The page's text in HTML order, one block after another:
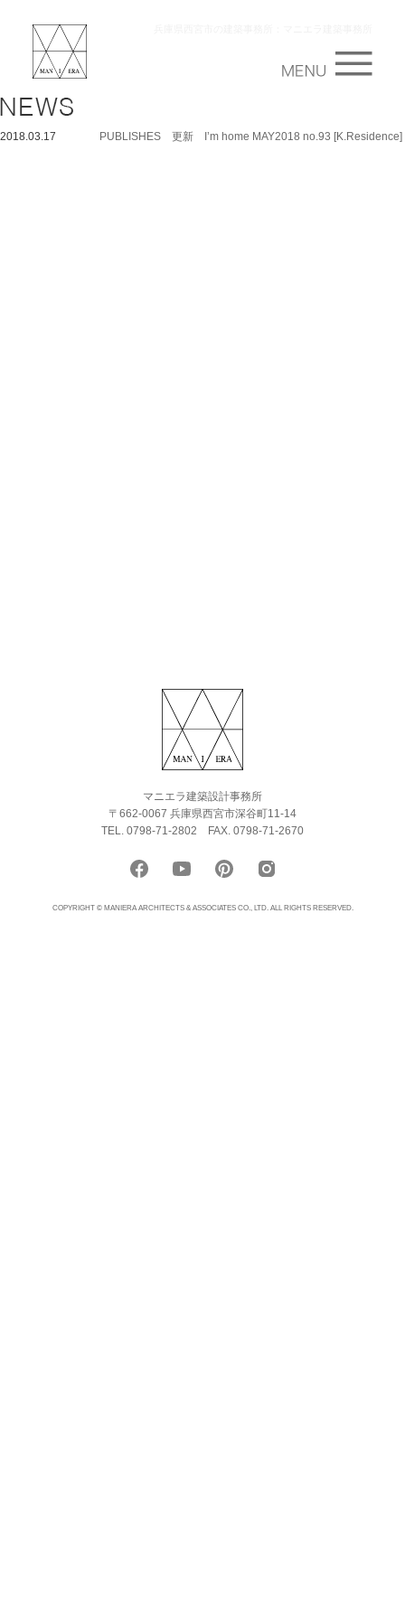
2018.03.17 PUBLISHES 更新 I’m home MAY2018 no.93 [K.Residence]
マニエラ建築設計事務所
〒662-0067 兵庫県西宮市深谷町11-14
TEL. 0798-71-2802 FAX. 0798-71-2670
COPYRIGHT © MANIERA ARCHITECTS & ASSOCIATES CO., LTD. ALL RIGHTS RESERVED.